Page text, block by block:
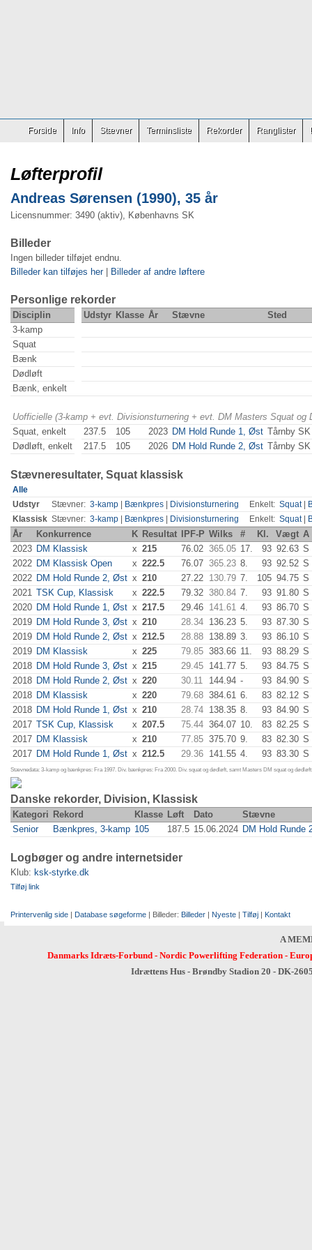
Forside Info Stævner Terminsliste Rekorder Ranglister
Løfterprofil
Andreas Sørensen (1990), 35 år
Licensnummer: 3490 (aktiv), Københavns SK
Billeder
Ingen billeder tilføjet endnu.
Billeder kan tilføjes her| Billeder af andre løftere
Personlige rekorder
Disciplin Udstyr Klasse År Stævne
Sted
3-kamp
Squat
Bænk
Dødløft
Bænk, enkelt
Uofficielle (3-kamp + evt. Divisionsturnering + evt. DM Masters Squat
Squat, enkelt
237.5 105 2023 DM Hold Runde 1, Øst Tårnby SK
Dødløft, enkelt
217.5 105 2026 DM Hold Runde 2, Øst Tårnby SK
Stævneresultater, Squat klassisk
Alle
Udstyr
Stævner: 3-kamp Bænkpres Divisionsturnering Enkelt: Squat|
Klassisk Stævner: 3-kamp Bænkpres Divisionsturnering Enkelt: Squat|
År Konkurrence K Resultat IPF-P Wilks # Kl. Vægt A
2023 DM Klassisk x 215 76.02 365.05 17. 93 92.63 S
2022 DM Klassisk Open x 222.5 76.07 365.23 8. 93 92.52 S
2022 DM Hold Runde 2, Øst x 210 27.22 130.79 7. 105 94.75 S
2021 TSK Cup, Klassisk x 222.5 79.32 380.84 7. 93 91.80 S
2020 DM Hold Runde 1, Øst x 217.5 29.46 141.61 4. 93 86.70 S
2019 DM Hold Runde 3, Øst x 210 28.34 136.23 5. 93 87.30 S
2019 DM Hold Runde 2, Øst x 212.5 28.88 138.89 3. 93 86.10 S
2019 DM Klassisk x 225 79.85 383.66 11. 93 88.29 S
2018 DM Hold Runde 3, Øst x 215 29.45 141.77 5. 93 84.75 S
2018 DM Hold Runde 2, Øst x 220 30.11 144.94 - 93 84.90 S
2018 DM Klassisk x 220 79.68 384.61 6. 83 82.12 S
2018 DM Hold Runde 1, Øst x 210 28.74 138.35 8. 93 84.90 S
2017 TSK Cup, Klassisk x 207.5 75.44 364.07 10. 83 82.25 S
2017 DM Klassisk x 210 77.85 375.70 9. 83 82.30 S
2017 DM Hold Runde 1, Øst x 212.5 29.36 141.55 4. 93 83.30 S
Stævnedata: 3-kamp og bænkpres: Fra 1997. Div. bænkpres: Fra 2000. Div. squat og dødløft, samt Masters DM squat og
Danske rekorder, Division, Klassisk
Kategori Rekord Klasse Løft Dato
Stævne
Senior
Bænkpres, 3-kamp 105 187.5 15.06.2024 DM Hold Runde
Logbøger og andre internetsider
Klub: ksk-styrke.dk
Tilføj link
Printervenlig side | Database søgeforme | Billeder: Billeder | Nyeste | Tilføj | Kontakt
A
Danmarks Idræts-Forbund- Nordic Powerlifting Federation-
Idrættens Hus - Brøndby Stadion 20 - DK-